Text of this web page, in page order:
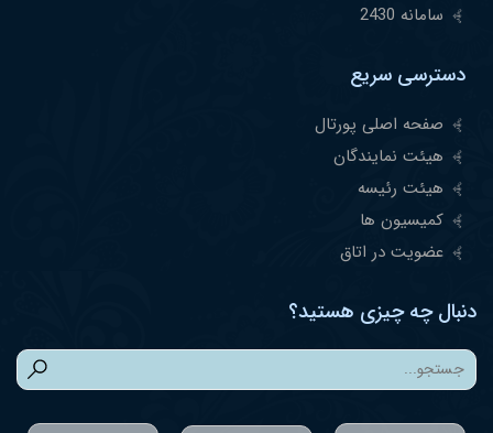
سامانه 2430
دسترسی سریع
صفحه اصلی پورتال
هیئت نمایندگان
هیئت رئیسه
کمیسیون ها
عضویت در اتاق
دنبال چه چیزی هستید؟